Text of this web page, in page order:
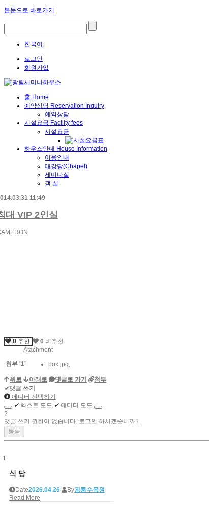
본문으로 바로가기
한국어
로그인
회원가입
홈 Home
예약상담 Reservation Inquiry
예약상담
시설요금 Facility fees
시설요금
하우스안내 House Information
이용안내
대강당(Chapel)
세미나실
객 실
11:49
대 VIP 2인실
0 추천 0 비추천
Atachment
첨부 '1' box.jpg,
위로 아래로 댓글로 가기
첨부
✔댓글 쓰기
에디터 선택하기
✔ 텍스트 모드 ✔에디터 모드
?
댓글 쓰기 권한이 없습니다. 로그인 하시겠습니까?
식 당
Date2026.04.26 By광릉수목원
Read More